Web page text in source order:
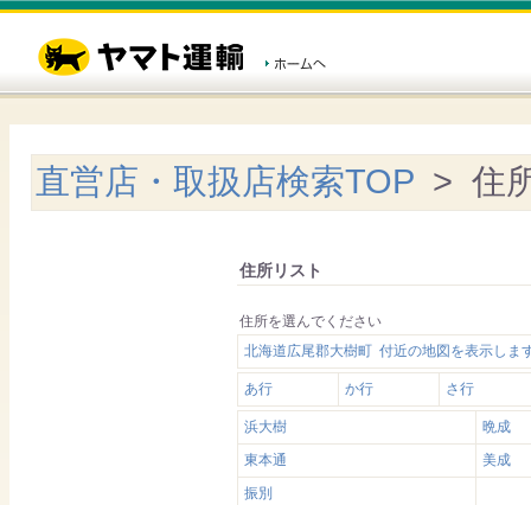
直営店・取扱店検索TOP > 住
住所リスト
住所を選んでください
北海道広尾郡大樹町 付近の地図を表示しま
あ行 か行 さ行
浜大樹
晩成
東本通
美成
振別